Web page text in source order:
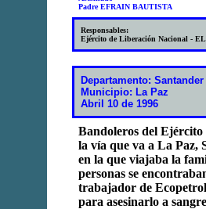
Padre EFRAIN BAUTISTA
Responsables:
Ejército de Liberación Nacional -
Departamento: Santander
Municipio: La Paz
Abril 10 de 1996
Bandoleros del
la vía que va a La Paz,
en la que viajaba la
personas se
trabajador de
para asesinarlo a